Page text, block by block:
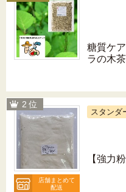
糖質ケ
ラの木
店舗まとめて
配送
スタンダ
【強力